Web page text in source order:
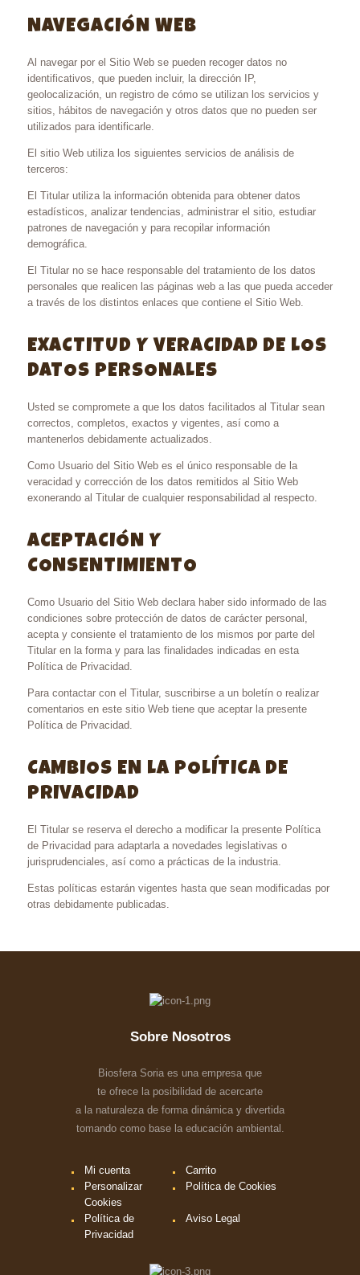
NAVEGACIÓN WEB
Al navegar por el Sitio Web se pueden recoger datos no
identificativos, que pueden incluir, la dirección IP,
geolocalización, un registro de cómo se utilizan los servicios y
sitios, hábitos de navegación y otros datos que no pueden ser
utilizados para identificarle.
El sitio Web utiliza los siguientes servicios de análisis de
terceros:
El Titular utiliza la información obtenida para obtener datos
estadísticos, analizar tendencias, administrar el sitio, estudiar
patrones de navegación y para recopilar información
demográfica.
El Titular no se hace responsable del tratamiento de los datos
personales que realicen las páginas web a las que pueda acceder
a través de los distintos enlaces que contiene el Sitio Web.
EXACTITUD Y VERACIDAD DE LOS
DATOS PERSONALES
Usted se compromete a que los datos facilitados al Titular sean
correctos, completos, exactos y vigentes, así como a
mantenerlos debidamente actualizados.
Como Usuario del Sitio Web es el único responsable de la
veracidad y corrección de los datos remitidos al Sitio Web
exonerando al Titular de cualquier responsabilidad al respecto.
ACEPTACIÓN Y
CONSENTIMIENTO
Como Usuario del Sitio Web declara haber sido informado de las
condiciones sobre protección de datos de carácter personal,
acepta y consiente el tratamiento de los mismos por parte del
Titular en la forma y para las finalidades indicadas en esta
Política de Privacidad.
Para contactar con el Titular, suscribirse a un boletín o realizar
comentarios en este sitio Web tiene que aceptar la presente
Política de Privacidad.
CAMBIOS EN LA POLÍTICA DE
PRIVACIDAD
El Titular se reserva el derecho a modificar la presente Política
de Privacidad para adaptarla a novedades legislativas o
jurisprudenciales, así como a prácticas de la industria.
Estas políticas estarán vigentes hasta que sean modificadas por
otras debidamente publicadas.
Sobre Nosotros
Biosfera Soria es una empresa que
te ofrece la posibilidad de acercarte
a la naturaleza de forma dinámica y divertida
tomando como base la educación ambiental.
Mi cuenta
Carrito
Personalizar
Cookies
Política de Cookies
Política de
Privacidad
Aviso Legal